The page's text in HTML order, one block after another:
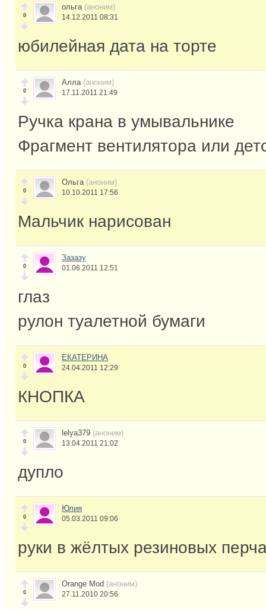
0
ольга (аноним)
14.12.2011 08:31
юбилейная дата на торте
0
Алла (аноним)
17.11.2011 21:49
Ручка крана в умывальнике
Фрагмент вентилятора или
0
Ольга (аноним)
10.10.2011 17:56
Мальчик нарисован
0
Зазазу
01.06.2011 12:51
глаз
рулон туалетной бумаги
0
ЕКАТЕРИНА
24.04.2011 12:29
КНОПКА
0
lelya379 (аноним)
13.04.2011 21:02
дупло
0
Юлия
05.03.2011 09:06
руки в жёлтых резиновых
0
Orange Mod (аноним)
27.11.2010 20:56